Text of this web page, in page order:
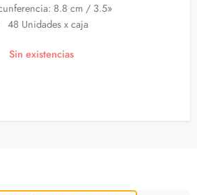
8.8 cm / 3.5»
48 Unidades x caja
Sin existencias